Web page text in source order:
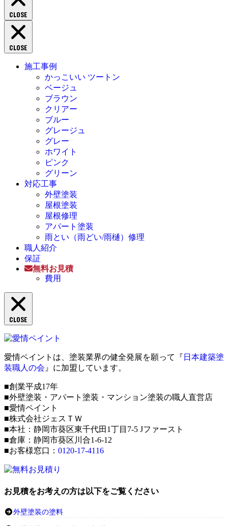
CLOSE
CLOSE
施工事例
かっこいい ツートン
ベージュ
ブラウン
クリアー
ブルー
グレージュ
グレー
ホワイト
ピンク
グリーン
対応工事
外壁塗装
屋根塗装
屋根修理
アパート塗装
雨とい（雨どい/雨樋）修理
職人紹介
保証
無料お見積
費用
CLOSE
愛情ペイントは、塗装業界の健全発展を願って『 日本建築塗
装職人の会 』に加盟しています。
■創業平成17年
■外壁塗装・アパート塗装・マンション塗装の職人直営店
■愛情ペイント
■株式会社ジェスＴＷ
■本社：静岡市葵区東千代田1丁目7-5 Jファースト
■倉庫：静岡市葵区川合1-6-12
■お客様窓口： 0120-17-4116
お見積をお考えの方は以下をご覧ください
外壁塗装の塗料